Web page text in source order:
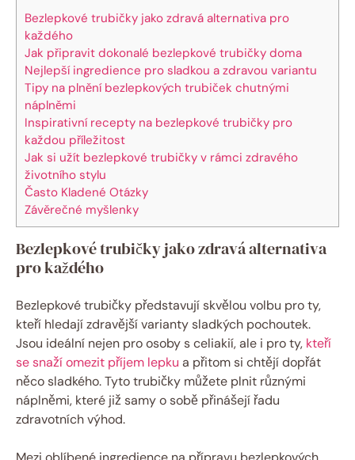
Bezlepkové trubičky jako zdravá alternativa pro
každého
Jak připravit dokonalé bezlepkové trubičky doma
Nejlepší ingredience pro sladkou a zdravou variantu
Tipy na plnění bezlepkových trubiček chutnými
náplněmi
Inspirativní recepty na bezlepkové trubičky pro
každou příležitost
Jak si užít bezlepkové trubičky v rámci zdravého
životního stylu
Často Kladené Otázky
Závěrečné myšlenky
Bezlepkové trubičky jako zdravá alternativa
pro každého
Bezlepkové trubičky představují skvělou volbu pro ty,
kteří hledají zdravější varianty sladkých pochoutek.
Jsou ideální nejen pro osoby s celiakií, ale i pro ty, kteří
se snaží omezit příjem lepku a přitom si chtějí dopřát
něco sladkého. Tyto trubičky můžete plnit různými
náplněmi, které již samy o sobě přinášejí řadu
zdravotních výhod.